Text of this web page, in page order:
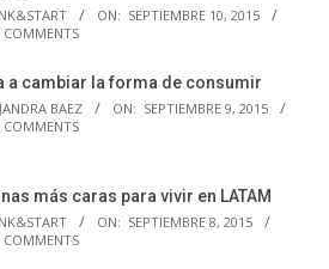
ON: SEPTIEMBRE 10, 2015
COMMENTS
a cambiar la forma de consumir
BAEZ ON: SEPTIEMBRE 9, 2015
COMMENTS
más caras para vivir en LATAM
ON: SEPTIEMBRE 8, 2015
COMMENTS